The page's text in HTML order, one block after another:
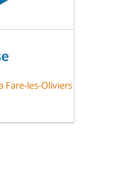
Fare-les-Oliviers